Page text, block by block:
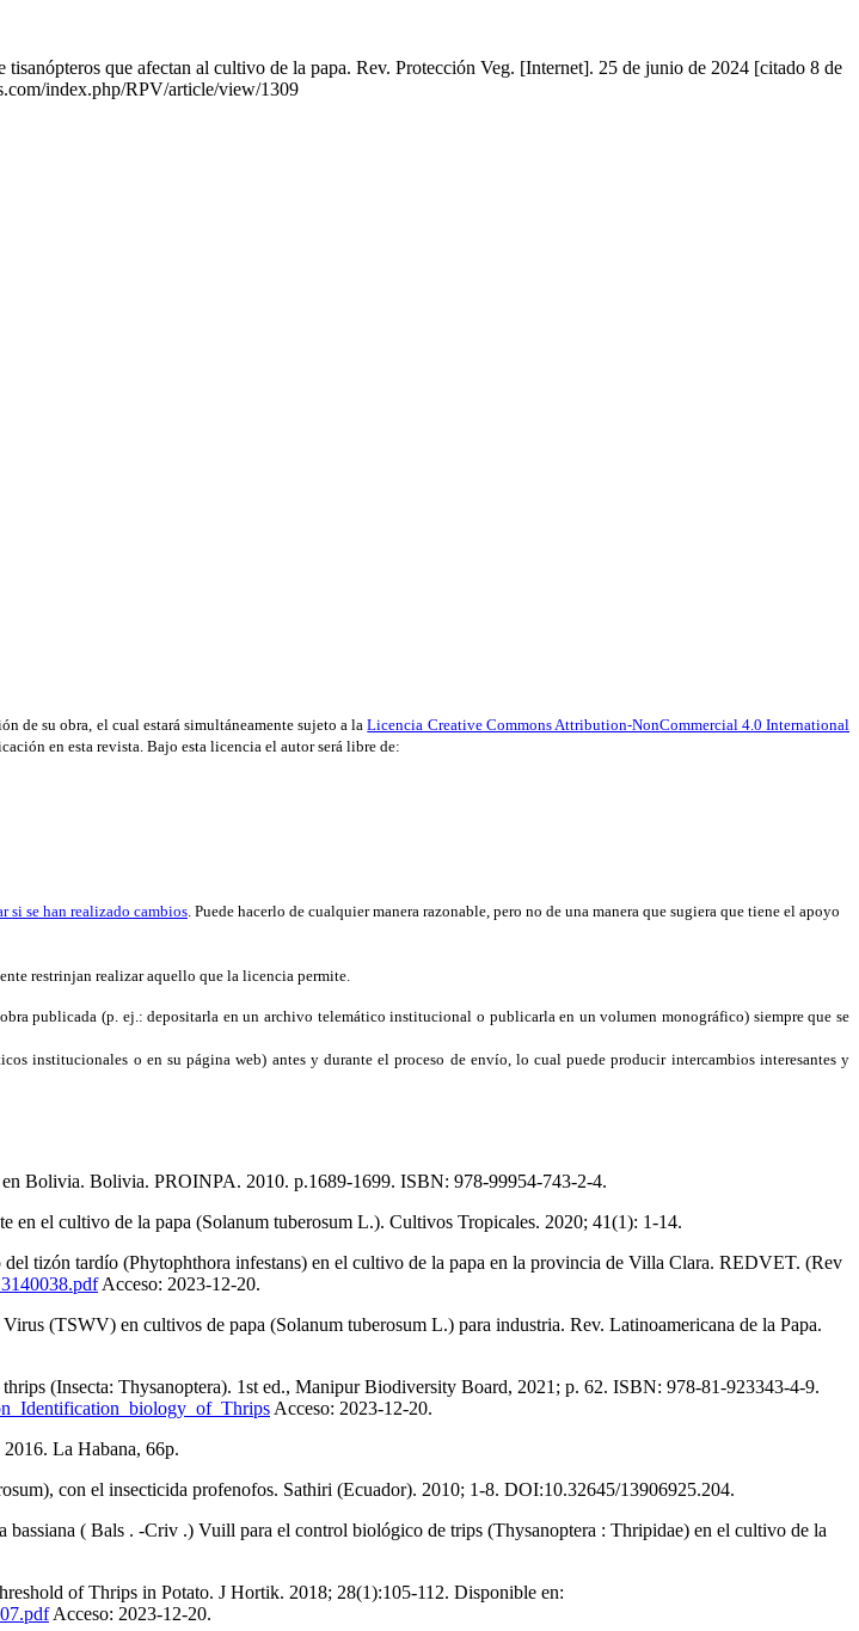
que afectan al cultivo de la papa. Rev. Protección Veg. [Internet]. 25 de junio de 2024 [citado 8 de
index.php/RPV/article/view/1309
de su obra, el cual estará simultáneamente sujeto a laLicencia Creative Commons Attribution-NonCommercial 4.0 International
en esta revista. Bajo esta licencia el autor será libre de:
si se han realizado cambios. Puede hacerlo de cualquier manera razonable, pero no de una manera que sugiera que tiene el apoyo
restrinjan realizar aquello que la licencia permite.
publicada (p. ej.: depositarla en un archivo telemático institucional o publicarla en un volumen monográfico) siempre que se
institucionales o en su página web) antes y durante el proceso de envío, lo cual puede producir intercambios interesantes y
en Bolivia. Bolivia. PROINPA. 2010. p.1689-1699. ISBN: 978-99954-743-2-4.
el cultivo de la papa (Solanum tuberosum L.). Cultivos Tropicales. 2020; 41(1): 1-14.
tizón tardío (Phytophthora infestans) en el cultivo de la papa en la provincia de Villa Clara. REDVET. (Rev
Acceso: 2023-12-20.
(TSWV) en cultivos de papa (Solanum tuberosum L.) para industria. Rev. Latinoamericana de la Papa.
(Insecta: Thysanoptera). 1st ed., Manipur Biodiversity Board, 2021; p. 62. ISBN: 978-81-923343-4-9.
Acceso: 2023-12-20.
La Habana, 66p.
con el insecticida profenofos. Sathiri (Ecuador). 2010; 1-8. DOI:10.32645/13906925.204.
( Bals . -Criv .) Vuill para el control biológico de trips (Thysanoptera : Thripidae) en el cultivo de la
of Thrips in Potato. J Hortik. 2018; 28(1):105-112. Disponible en:
Acceso: 2023-12-20.